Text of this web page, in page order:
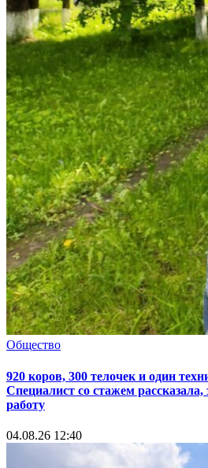
Общество
920 коров, 300 телочек и один
Специалист со стажем
работу
04.08.26 12:40